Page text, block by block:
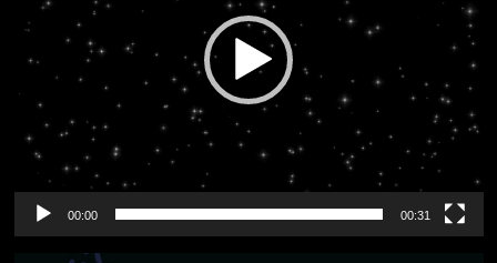
00:00 00:31